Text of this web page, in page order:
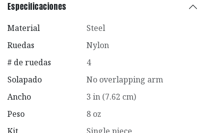
Especificaciones
Material
Steel
Ruedas
Nylon
# de ruedas
4
Solapado
No overlapping arm
Ancho
3 in (7.62 cm)
Peso
8 oz